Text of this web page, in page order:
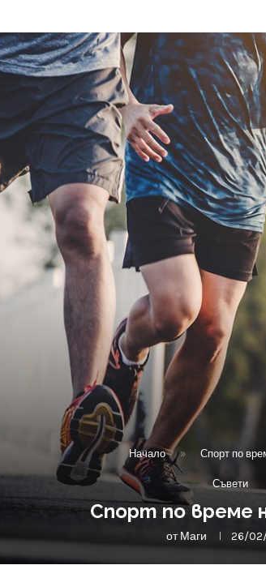
Начало » Спорт по
Съвети
Спорт по време
отМаги 26/